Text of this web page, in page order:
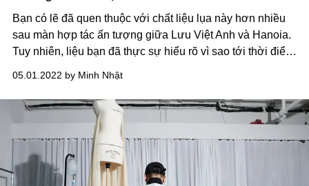
Bạn có lẽ đã quen thuộc với chất liệu lụa này hơn nhiều
sau màn hợp tác ấn tượng giữa Lưu Việt Anh và Hanoia.
Tuy nhiên, liệu bạn đã thực sự hiểu rõ vì sao tới thời điểm
thị trường?
05.01.2022 by Minh Nhật